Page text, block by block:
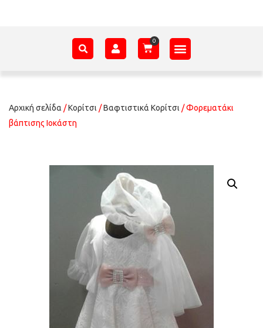
Αρχική σελίδα /Κορίτσι /Βαφτιστικά Κορίτσι / Φορεματάκι
βάπτισης Ιοκάστη